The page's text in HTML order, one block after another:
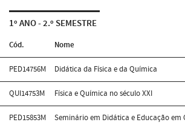
1º ANO - 2.º SEMESTRE
Cód. Nome
PED14756M Didática da Física e da Química
QUI14753M Física e Química no século XXI
PED15853M Seminário em Didática e Educação em